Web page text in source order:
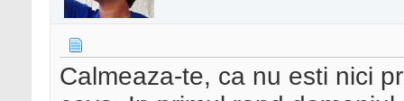
Calmeaza-te, ca nu esti nici